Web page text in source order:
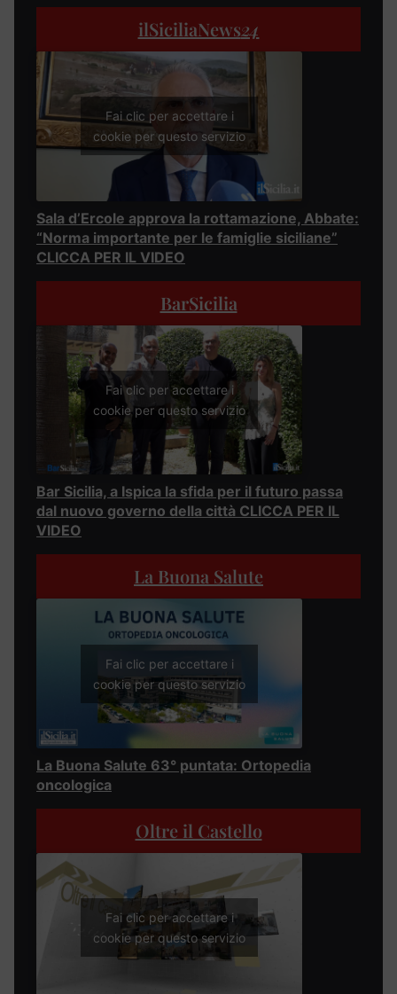
ilSiciliaNews24
Fai clic per accettare i
cookie per questo servizio
Sala d’Ercole approva la rottamazione, Abbate:
“Norma importante per le famiglie siciliane”
CLICCA PER IL VIDEO
BarSicilia
Fai clic per accettare i
cookie per questo servizio
Bar Sicilia, a Ispica la sfida per il futuro passa
dal nuovo governo della città CLICCA PER IL
VIDEO
La Buona Salute
Fai clic per accettare i
cookie per questo servizio
La Buona Salute 63° puntata: Ortopedia
oncologica
Oltre il Castello
Fai clic per accettare i
cookie per questo servizio